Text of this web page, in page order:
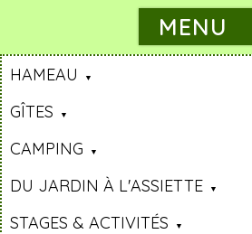
MENU
HAMEAU
GÎTES
CAMPING
DU JARDIN À L'ASSIETTE
STAGES & ACTIVITÉS